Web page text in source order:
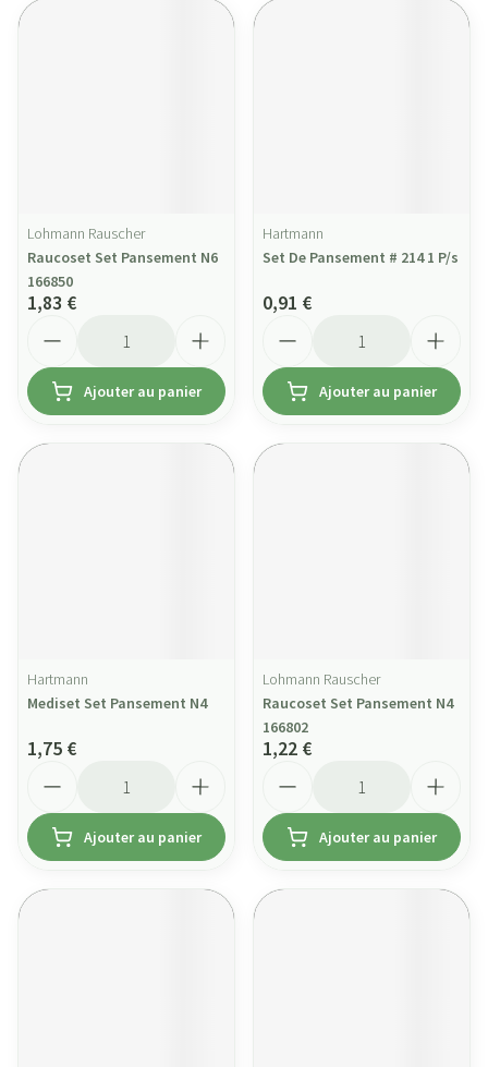
Lohmann Rauscher
Raucoset Set Pansement N6
166850
1,83 €
Ajouter au panier
Hartmann
Set De Pansement # 214 1 P/s
0,91 €
Ajouter au panier
Hartmann
Mediset Set Pansement N4
1,75 €
Ajouter au panier
Lohmann Rauscher
Raucoset Set Pansement N4
166802
1,22 €
Ajouter au panier